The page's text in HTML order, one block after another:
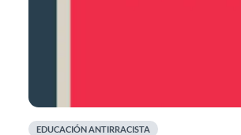
EDUCACIÓN ANTIRRACISTA